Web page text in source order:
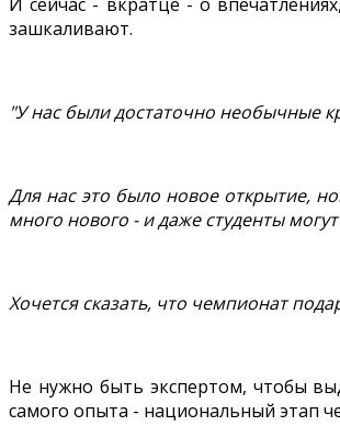
зашкаливают.
"У нас были достаточно необычные
Для нас это было новое открытие,
много нового - и даже студенты
Хочется сказать, что чемпионат
Не нужно быть экспертом, чтобы
самого опыта - национальный этап